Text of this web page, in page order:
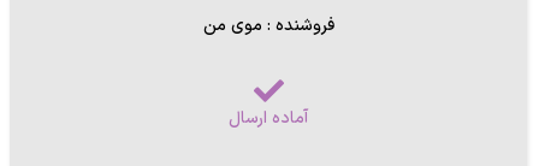
فروشنده : موی من
آماده ارسال